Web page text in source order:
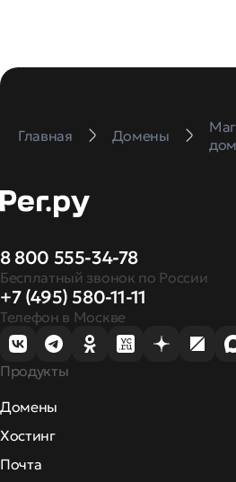
Главная Домены
8 800 555-34-78
Бесплатный звонок по России
+7 (495) 580-11-11
Телефон в Москве
Продукты
Домены
Хостинг
Почта